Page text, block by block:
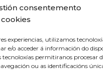
consentemento
experiencias, utilizamos
e/o acceder á información do
tecnoloxías permitiranos procesar
ou as identificacións